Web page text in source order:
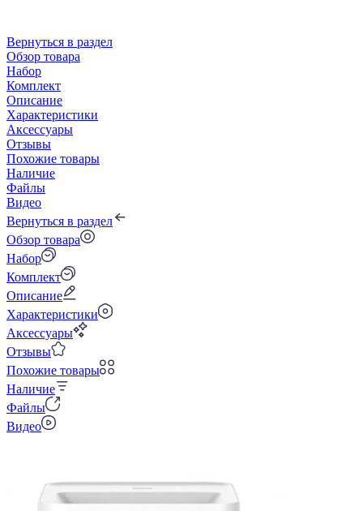
Вернуться в раздел
Обзор товара
Набор
Комплект
Описание
Характеристики
Аксессуары
Отзывы
Похожие товары
Наличие
Файлы
Видео
Вернуться в раздел
Обзор товара
Набор
Комплект
Описание
Характеристики
Аксессуары
Отзывы
Похожие товары
Наличие
Файлы
Видео